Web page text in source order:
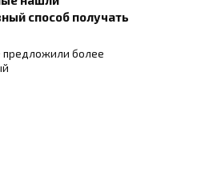
способ получать
предложили более